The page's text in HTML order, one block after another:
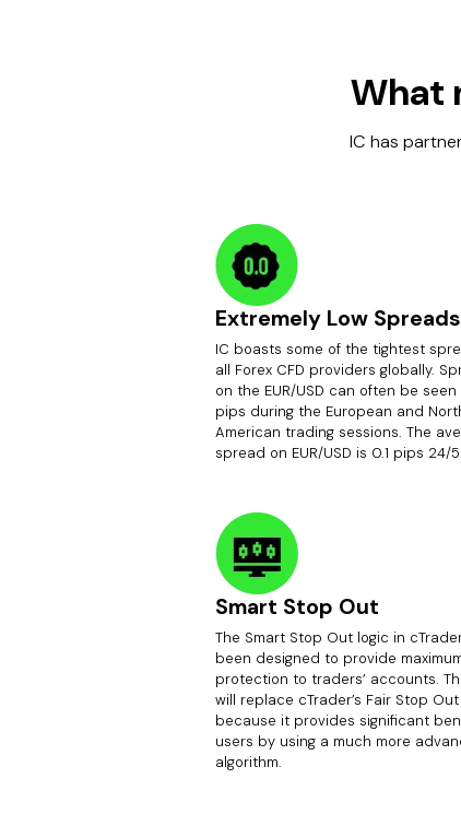
What
IC has
Extremely Low Spreads
IC boasts some of the tightest
all Forex CFD providers globally.
on the EUR/USD can often be
pips during the European and
American trading sessions. The
spread on EUR/USD is 0.1 pips 24/5.
Smart Stop Out
The Smart Stop Out logic in
been designed to provide
protection to traders’ accounts.
will replace cTrader’s Fair Stop
because it provides significant
users by using a much more
algorithm.